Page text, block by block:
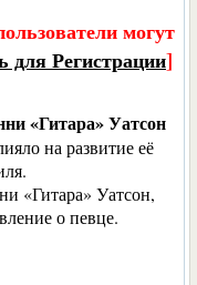
могут
для Регистрации]
«Гитара» Уатсон
на развитие её
«Гитара» Уатсон,
о певце.